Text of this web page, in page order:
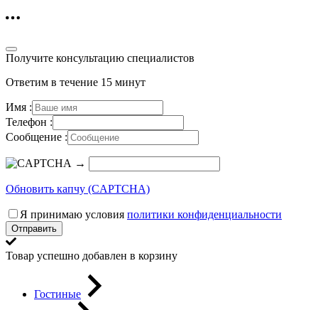
Получите консультацию специалистов
Ответим в течение 15 минут
Имя :
Телефон :
Сообщение :
→
Обновить капчу (CAPTCHA)
Я принимаю условия политики конфиденциальности
Отправить
Товар успешно добавлен в корзину
Гостиные